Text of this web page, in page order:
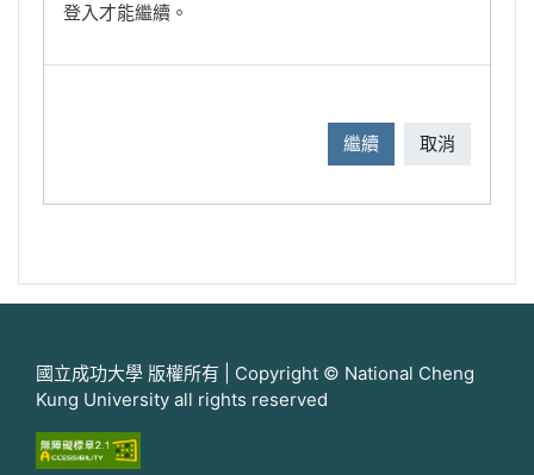
登入才能繼續。
繼續 取消
國立成功大學 版權所有 | Copyright © National Cheng
Kung University all rights reserved